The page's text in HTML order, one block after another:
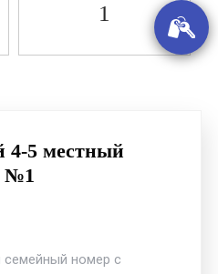
1
4-5 местный
№1
номер с